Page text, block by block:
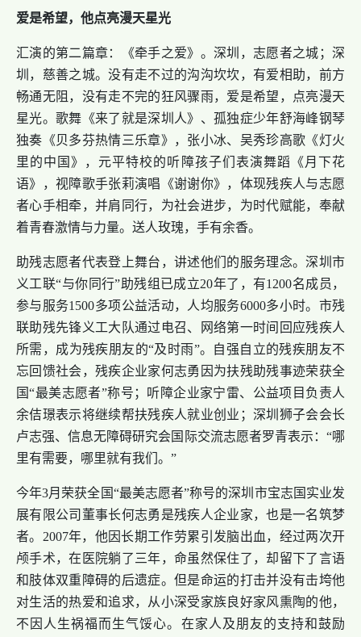
爱是希望，他点亮漫天星光
汇演的第二篇章：《牵手之爱》。深圳，志愿者之城；深
圳，慈善之城。没有走不过的沟沟坎坎，有爱相助，前方
畅通无阻，没有走不完的狂风骤雨，爱是希望，点亮漫天
星光。歌舞《来了就是深圳人》、孤独症少年舒海峰钢琴
独奏《贝多芬热情三乐章》，张小冰、吴秀珍高歌《灯火
里的中国》，元平特校的听障孩子们表演舞蹈《月下花
语》，视障歌手张莉演唱《谢谢你》，体现残疾人与志愿
者心手相牵，并肩同行，为社会进步，为时代赋能，奉献
着青春激情与力量。送人玫瑰，手有余香。
助残志愿者代表登上舞台，讲述他们的服务理念。深圳市
义工联“与你同行”助残组已成立20年了，有1200名成员，
参与服务1500多项公益活动，人均服务6000多小时。市残
联助残先锋义工大队通过电召、网络第一时间回应残疾人
所需，成为残疾朋友的“及时雨”。自强自立的残疾朋友不
忘回馈社会，残疾企业家何志勇因为扶残助残事迹荣获全
国“最美志愿者”称号；听障企业家宁雷、公益项目负责人
余佶璟表示将继续帮扶残疾人就业创业；深圳狮子会会长
卢志强、信息无障碍研究会国际交流志愿者罗青表示：“哪
里有需要，哪里就有我们。”
今年3月荣获全国“最美志愿者”称号的深圳市宝志国实业发
展有限公司董事长何志勇是残疾人企业家，也是一名筑梦
者。2007年，他因长期工作劳累引发脑出血，经过两次开
颅手术，在医院躺了三年，命虽然保住了，却留下了言语
和肢体双重障碍的后遗症。但是命运的打击并没有击垮他
对生活的热爱和追求，从小深受家族良好家风熏陶的他，
不因人生祸福而生气馁心。在家人及朋友的支持和鼓励